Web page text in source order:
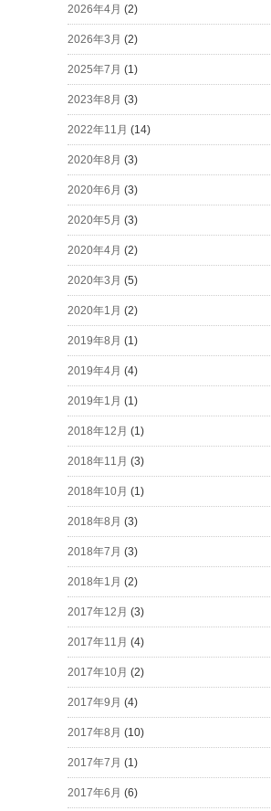
2026年4月 (2)
2026年3月 (2)
2025年7月 (1)
2023年8月 (3)
2022年11月 (14)
2020年8月 (3)
2020年6月 (3)
2020年5月 (3)
2020年4月 (2)
2020年3月 (5)
2020年1月 (2)
2019年8月 (1)
2019年4月 (4)
2019年1月 (1)
2018年12月 (1)
2018年11月 (3)
2018年10月 (1)
2018年8月 (3)
2018年7月 (3)
2018年1月 (2)
2017年12月 (3)
2017年11月 (4)
2017年10月 (2)
2017年9月 (4)
2017年8月 (10)
2017年7月 (1)
2017年6月 (6)